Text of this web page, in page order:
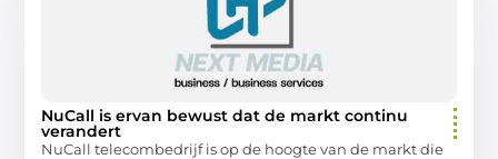
NuCall is ervan bewust dat de markt continu
verandert
NuCall telecombedrijf is op de hoogte van de markt die